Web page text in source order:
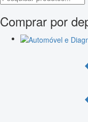
Comprar por